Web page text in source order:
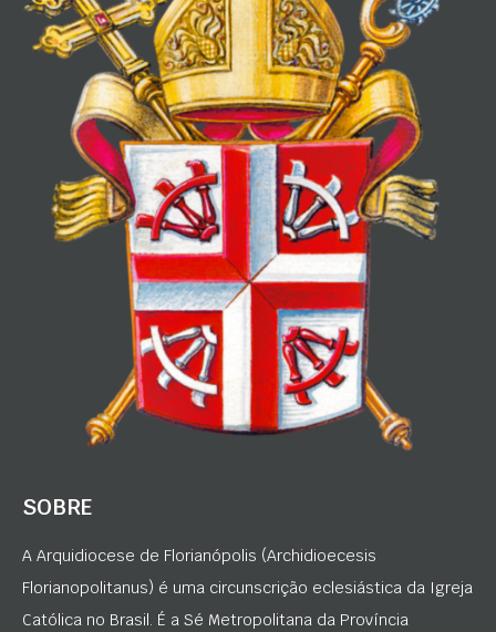
SOBRE
A Arquidiocese de Florianópolis (Archidioecesis
Florianopolitanus) é uma circunscrição eclesiástica da Igreja
Católica no Brasil. É a Sé Metropolitana da Província